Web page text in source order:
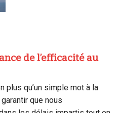
de l’efficacité au
plus qu’un simple mot à la
que nous